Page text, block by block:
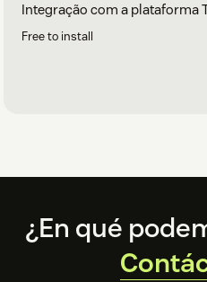
Integração com a plataforma
Free to install
Footer
¿En qué